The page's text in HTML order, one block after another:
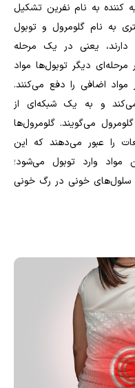
کننده به نام نفرین تشکیل
به نام گلومرول و توبول
دارند، یعنی در یک مرحله
دیگر توبول‌ها مواد
مواد اضافی را دفع می‌کنند.
و به یک شبکه‌ای از
می‌گویند. گلومرول‌ها
را عبور می‌دهند که این
وارد توبول می‌شود؛
سلول‌های خونی در رگ خونی